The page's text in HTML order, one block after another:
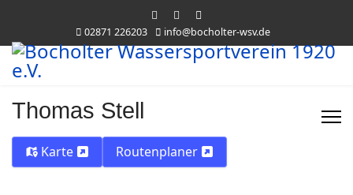
02871 226203 info@bocholter-wsv.de
Thomas Stell
Karte Routenplaner